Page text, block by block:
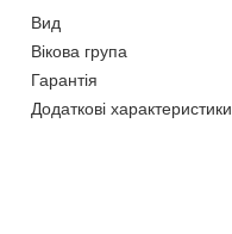
Вид
Вікова група
Гарантія
Додаткові характеристики